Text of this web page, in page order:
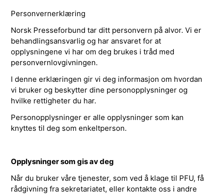
Personvernerklæring
Norsk Presseforbund tar ditt personvern på alvor. Vi er
behandlingsansvarlig og har ansvaret for at
opplysningene vi har om deg brukes i tråd med
personvernlovgivningen.
I denne erklæringen gir vi deg informasjon om hvordan
vi bruker og beskytter dine personopplysninger og
hvilke rettigheter du har.
Personopplysninger er alle opplysninger som kan
knyttes til deg som enkeltperson.
Opplysninger som gis av deg
Når du bruker våre tjenester, som ved å klage til PFU, få
rådgivning fra sekretariatet, eller kontakte oss i andre